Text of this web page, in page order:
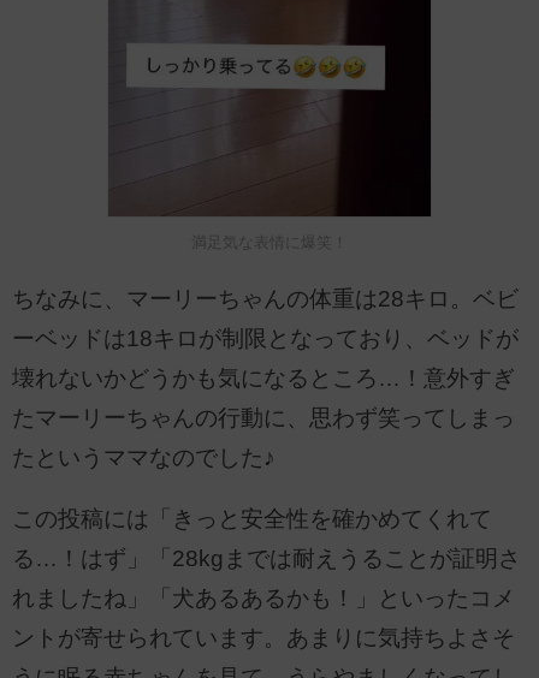
満足気な表情に爆笑！
ちなみに、マーリーちゃんの体重は28キロ。ベビ
ーベッドは18キロが制限となっており、ベッドが
壊れないかどうかも気になるところ…！意外すぎ
たマーリーちゃんの行動に、思わず笑ってしまっ
たというママなのでした♪
この投稿には「きっと安全性を確かめてくれて
る…！はず」「28kgまでは耐えうることが証明さ
れましたね」「犬あるあるかも！」といったコメ
ントが寄せられています。あまりに気持ちよさそ